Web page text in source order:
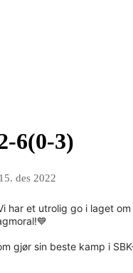
6(0-3)
15. des 2022
har et utrolig go i laget om
gjør sin beste kamp i